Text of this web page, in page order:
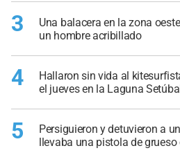
3
Una balacera en la zona
un hombre acribillado
4
Hallaron sin vida al
el jueves en la Laguna
5
Persiguieron y detuvieron a
llevaba una pistola de